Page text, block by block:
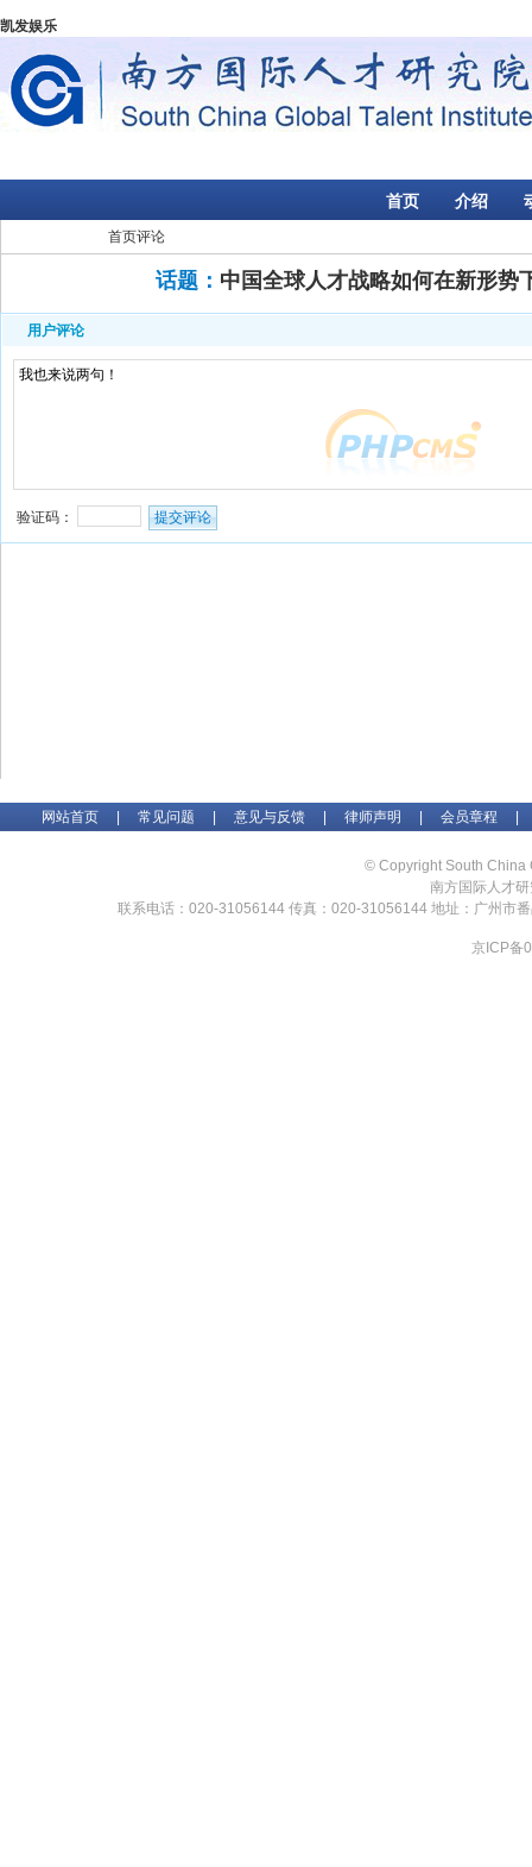
凯发娱乐
首页 介绍
首页评论
话题： 中国全球人才战略如何在新形势
用户评论
验证码：
网站首页 常见问题 意见与反馈 律师声明 会员章程
© Copyright South
南方国际人才
联系电话：020-31056144 传真：020-31056144 地址：广州市
京ICP备